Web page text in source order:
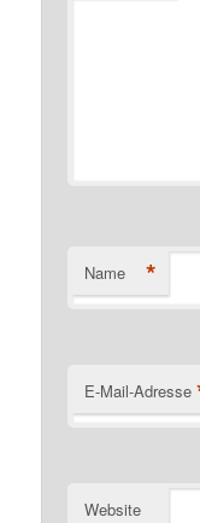
Name *
E-Mail-Adresse
Website